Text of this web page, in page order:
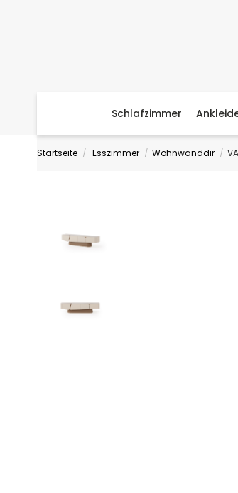
Schlafzimmer
Startseite Esszimmer Wohnwanddır